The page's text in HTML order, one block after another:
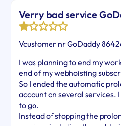
Verry bad service
Vcustomer nr GoDaddy
I was planning to end my
end of my webhoisting
So I ended the automatic
account on several services.
to go.
Instead of stopping the